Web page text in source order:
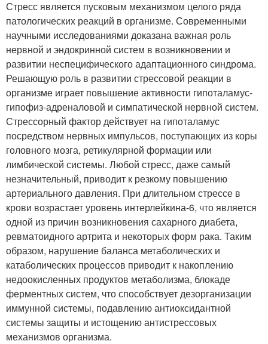
Стресс является пусковым механизмом целого ряда
патологических реакций в организме. Современными
научными исследованиями доказана важная роль
нервной и эндокринной систем в возникновении и
развитии неспецифического адаптационного синдрома.
Решающую роль в развитии стрессовой реакции в
организме играет повышение активности гипоталамус-
гипофиз-адреналовой и симпатической нервной систем.
Стрессорный фактор действует на гипоталамус
посредством нервных импульсов, поступающих из коры
головного мозга, ретикулярной формации или
лимбической системы. Любой стресс, даже самый
незначительный, приводит к резкому повышению
артериального давления. При длительном стрессе в
крови возрастает уровень интерлейкина-6, что является
одной из причин возникновения сахарного диабета,
ревматоидного артрита и некоторых форм рака. Таким
образом, нарушение баланса метаболических и
катаболических процессов приводит к накоплению
недоокисленных продуктов метаболизма, блокаде
ферментных систем, что способствует дезорганизации
иммунной системы, подавлению антиоксидантной
системы защиты и истощению антистрессовых
механизмов организма.